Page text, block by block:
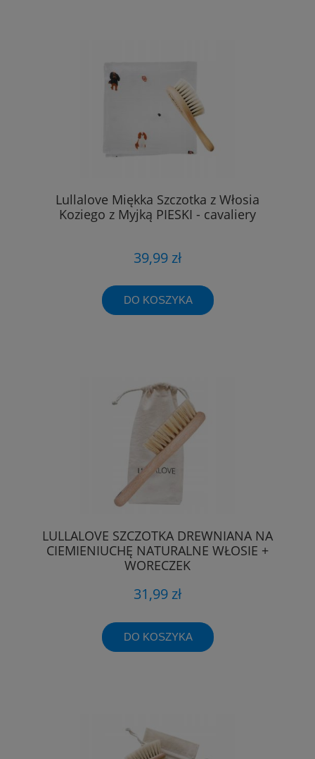
Lullalove Miękka Szczotka z Włosia
Koziego z Myjką PIESKI - cavaliery
39,99 zł
DO KOSZYKA
LULLALOVE SZCZOTKA DREWNIANA NA
CIEMIENIUCHĘ NATURALNE WŁOSIE +
WORECZEK
31,99 zł
DO KOSZYKA